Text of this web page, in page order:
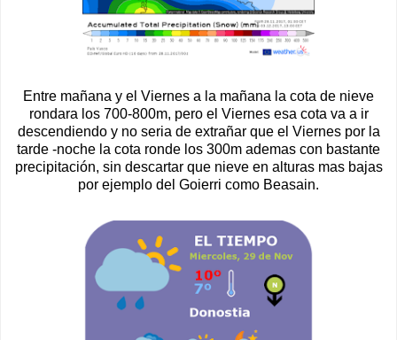
Entre mañana y el Viernes a la mañana la cota de nieve
rondara los 700-800m, pero el Viernes esa cota va a ir
descendiendo y no seria de extrañar que el Viernes por la
tarde -noche la cota ronde los 300m ademas con bastante
precipitación, sin descartar que nieve en alturas mas bajas
por ejemplo del Goierri como Beasain.